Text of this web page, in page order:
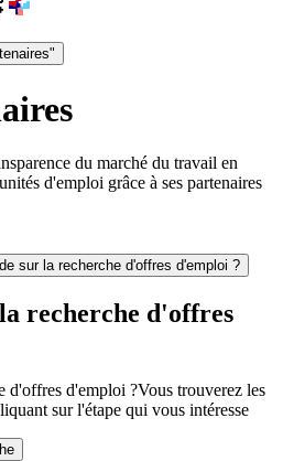
du marché du travail en
d'emploi grâce à ses partenaires
sur la recherche d'offres d'emploi ?
recherche d'offres
d'offres d'emploi ?Vous trouverez les
sur l'étape qui vous intéresse